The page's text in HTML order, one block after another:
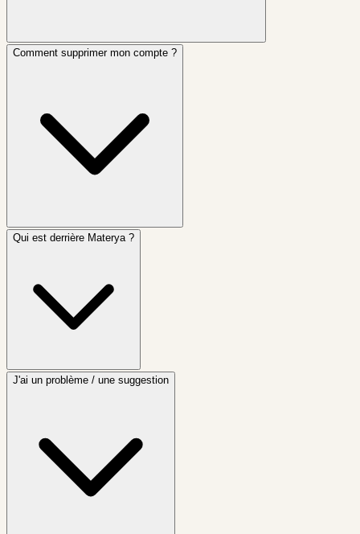
Comment supprimer mon compte ?
Qui est derrière Materya ?
J'ai un problème / une suggestion